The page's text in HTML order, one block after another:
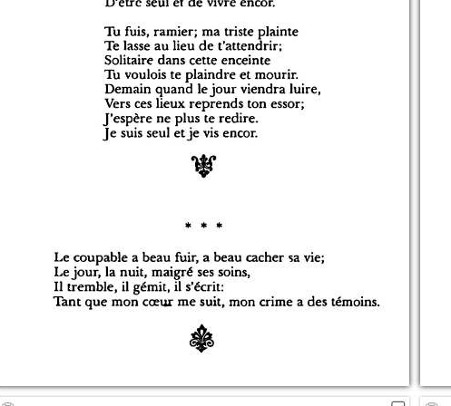
4
5
6
7
8
9
10
16
18
22
100